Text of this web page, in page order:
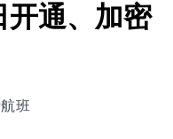
开通、加密
班